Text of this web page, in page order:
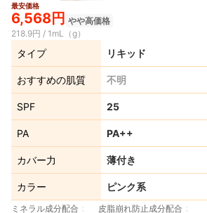
最安価格
6,568円 やや高価格
218.9円 / 1mL（g）
タイプ リキッド
おすすめの肌質 不明
SPF 25
PA PA++
カバー力 薄付き
カラー ピンク系
ミネラル成分配合
皮脂崩れ防止成分配合